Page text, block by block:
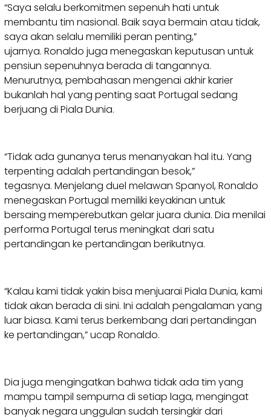
“Saya selalu berkomitmen sepenuh hati untuk
membantu tim nasional. Baik saya bermain atau tidak,
saya akan selalu memiliki peran penting,”
ujarnya. Ronaldo juga menegaskan keputusan untuk
pensiun sepenuhnya berada di tangannya.
Menurutnya, pembahasan mengenai akhir karier
bukanlah hal yang penting saat Portugal sedang
berjuang di Piala Dunia.
“Tidak ada gunanya terus menanyakan hal itu. Yang
terpenting adalah pertandingan besok,”
tegasnya. Menjelang duel melawan Spanyol, Ronaldo
menegaskan Portugal memiliki keyakinan untuk
bersaing memperebutkan gelar juara dunia. Dia menilai
performa Portugal terus meningkat dari satu
pertandingan ke pertandingan berikutnya.
“Kalau kami tidak yakin bisa menjuarai Piala Dunia, kami
tidak akan berada di sini. Ini adalah pengalaman yang
luar biasa. Kami terus berkembang dari pertandingan
ke pertandingan,” ucap Ronaldo.
Dia juga mengingatkan bahwa tidak ada tim yang
mampu tampil sempurna di setiap laga, mengingat
banyak negara unggulan sudah tersingkir dari